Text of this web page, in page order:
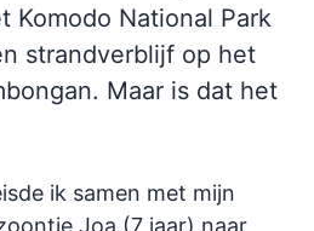
Komodo National Park
strandverblijf op het
Maar is dat het
ik samen met mijn
Joa (7 jaar) naar